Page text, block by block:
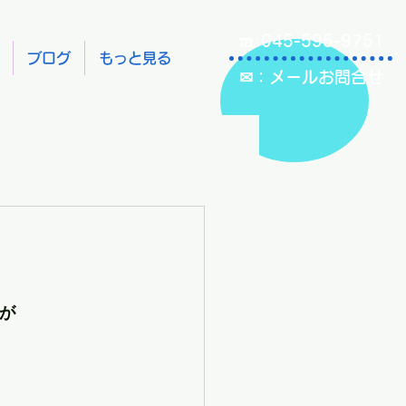
ブログ もっと見る
℡:045-595-9751
✉：メールお問合せ